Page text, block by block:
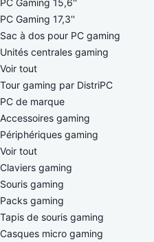
PC Gaming 15,6''
PC Gaming 17,3''
Sac à dos pour PC gaming
Unités centrales gaming
Voir tout
Tour gaming par DistriPC
PC de marque
Accessoires gaming
Périphériques gaming
Voir tout
Claviers gaming
Souris gaming
Packs gaming
Tapis de souris gaming
Casques micro gaming